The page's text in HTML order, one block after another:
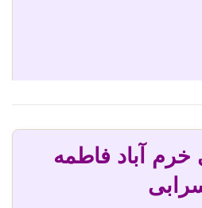
خرم آباد فاطمه